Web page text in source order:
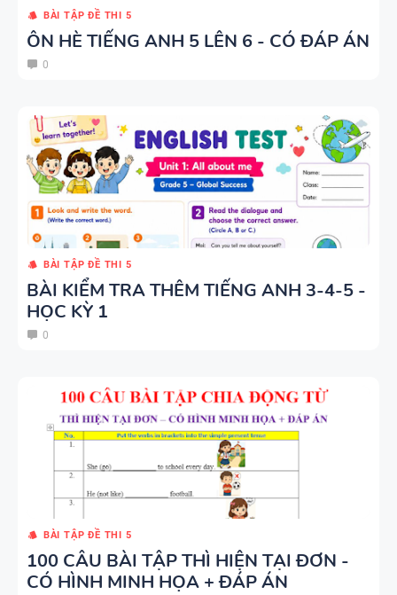
BÀI TẬP ĐỀ THI 5
ÔN HÈ TIẾNG ANH 5 LÊN 6 - CÓ ĐÁP ÁN
0
BÀI TẬP ĐỀ THI 5
BÀI KIỂM TRA THÊM TIẾNG ANH 3-4-5 -
HỌC KỲ 1
0
BÀI TẬP ĐỀ THI 5
100 CÂU BÀI TẬP THÌ HIỆN TẠI ĐƠN -
CÓ HÌNH MINH HỌA + ĐÁP ÁN